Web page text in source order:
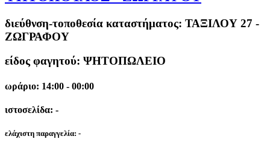
διεύθνση-τοποθεσία καταστήματος: ΤΑΞΙΛΟΥ 27 -
ΖΩΓΡΑΦΟΥ
είδος φαγητού: ΨΗΤΟΠΩΛΕΙΟ
ωράριο: 14:00 - 00:00
ιστοσελίδα: -
ελάχιστη παραγγελία: -